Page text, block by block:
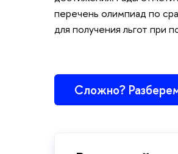
перечень олимпиад по
для получения льгот при
Сложно?